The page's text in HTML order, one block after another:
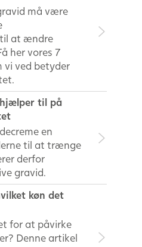
må være
at ændre
her vores 7
vi ved betyder
til på
en
til at trænge
derfor
gravid.
køn det
for at påvirke
Denne artikel